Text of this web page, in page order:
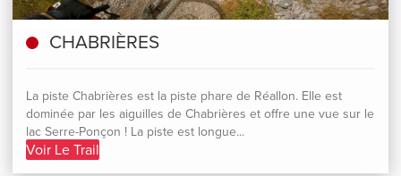
CHABRIÈRES
La piste Chabrières est la piste phare de Réallon. Elle est
dominée par les aiguilles de Chabrières et offre une vue sur le
lac Serre-Ponçon ! La piste est longue...
Voir Le Trail